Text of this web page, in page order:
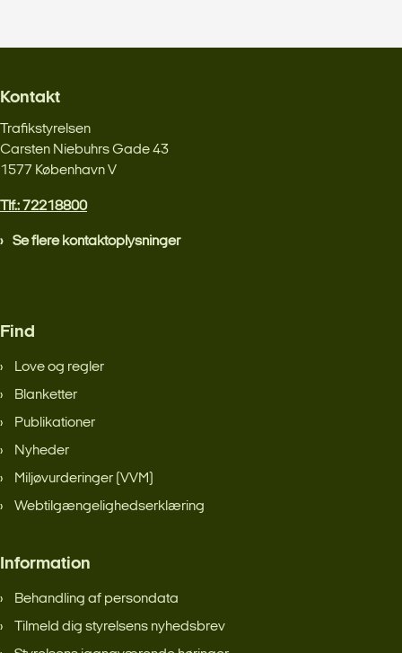
Kontakt
Trafikstyrelsen
Carsten Niebuhrs Gade 43
1577 København V
Tlf.: 72218800
Se flere kontaktoplysninger
Find
Love og regler
Blanketter
Publikationer
Nyheder
Miljøvurderinger (VVM)
Webtilgængelighedserklæring
Information
Behandling af persondata
Tilmeld dig styrelsens nyhedsbrev